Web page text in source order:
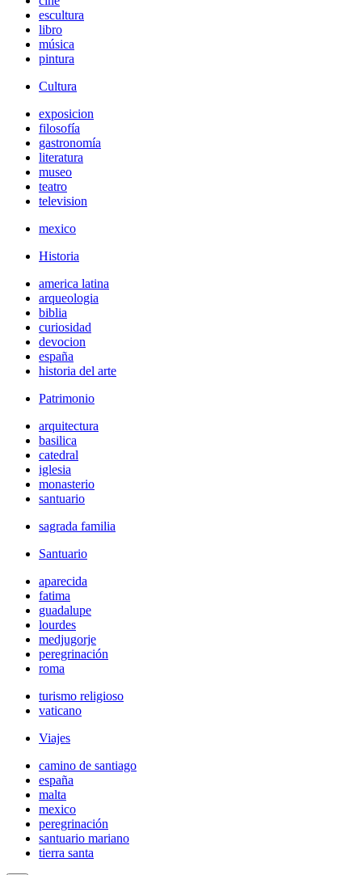
escultura
libro
música
pintura
Cultura
exposicion
filosofía
gastronomía
literatura
museo
teatro
television
mexico
Historia
america latina
arqueologia
biblia
curiosidad
devocion
españa
historia del arte
Patrimonio
arquitectura
basilica
catedral
iglesia
monasterio
santuario
sagrada familia
Santuario
aparecida
fatima
guadalupe
lourdes
medjugorje
peregrinación
roma
turismo religioso
vaticano
Viajes
camino de santiago
españa
malta
mexico
peregrinación
santuario mariano
tierra santa